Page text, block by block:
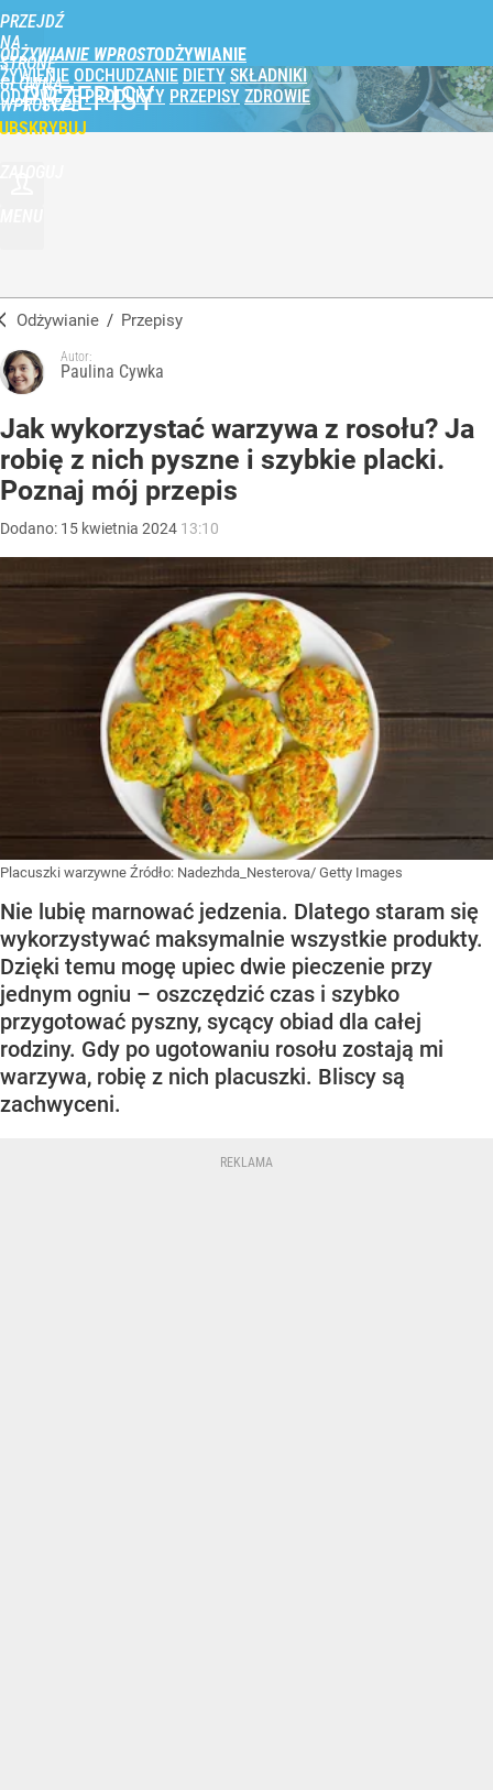
PRZEJDŹ
NA
STRONĘ
GŁÓWNĄ
WPROST.PL
ODŻYWIANIE WPROST
ŻYWIENIE ODCHUDZANIE DIETY SKŁADNIKI
ODŻYWCZE PRODUKTY PRZEPISY ZDROWIE
PRZEPISY
Odżywianie / Przepisy
Autor:
Paulina Cywka
Jak wykorzystać warzywa z rosołu? Ja
robię z nich pyszne i szybkie placki.
Poznaj mój przepis
Dodano: 15 kwietnia 2024 13:10
Placuszki warzywne Źródło: Nadezhda_Nesterova/ Getty Images
Nie lubię marnować jedzenia. Dlatego staram się
wykorzystywać maksymalnie wszystkie produkty.
Dzięki temu mogę upiec dwie pieczenie przy
jednym ogniu – oszczędzić czas i szybko
przygotować pyszny, sycący obiad dla całej
rodziny. Gdy po ugotowaniu rosołu zostają mi
warzywa, robię z nich placuszki. Bliscy są
zachwyceni.